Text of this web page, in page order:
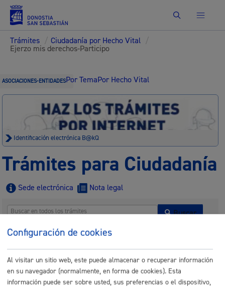
Buscar
Trámites / Ciudadanía por Hecho Vital /
Ejerzo mis derechos-Participo
ASOCIACIONES-ENTIDADESPor TemaPor Hecho Vital
Identificación electrónica B@kQ
Trámites para Ciudadanía
Sede electrónica Nota legal
Buscar
Listado completo de Trámites
Ejerzo mis derechos-Participo
Inscripción en el Registro de representantes
* Online con
Configuración de cookies
Al visitar un sitio web, este puede almacenar o recuperar información
en su navegador (normalmente, en forma de cookies). Esta
información puede ser sobre usted, sus preferencias o el dispositivo,